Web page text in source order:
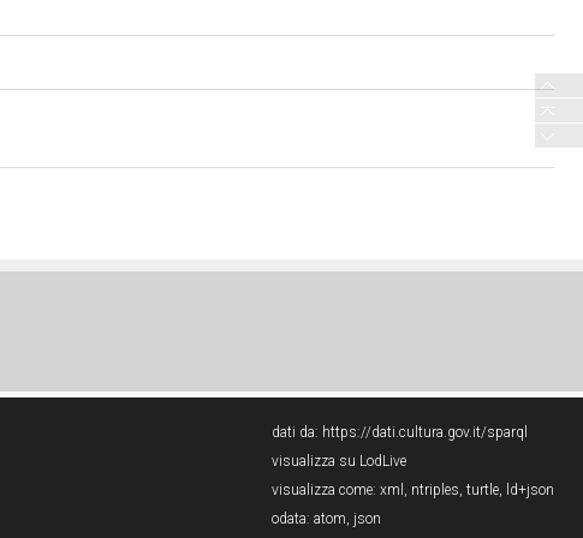
dati da: https://dati.cultura.gov.it/sparql
visualizza su LodLive
visualizza come: xml , ntriples, turtle, ld+json
odata: atom, json